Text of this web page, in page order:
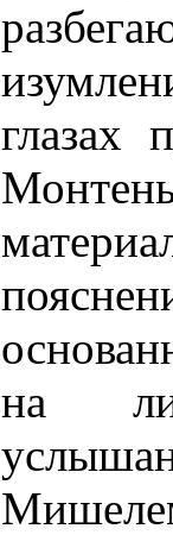
глазах
на